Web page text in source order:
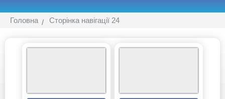
Головна Сторінка навігації 24